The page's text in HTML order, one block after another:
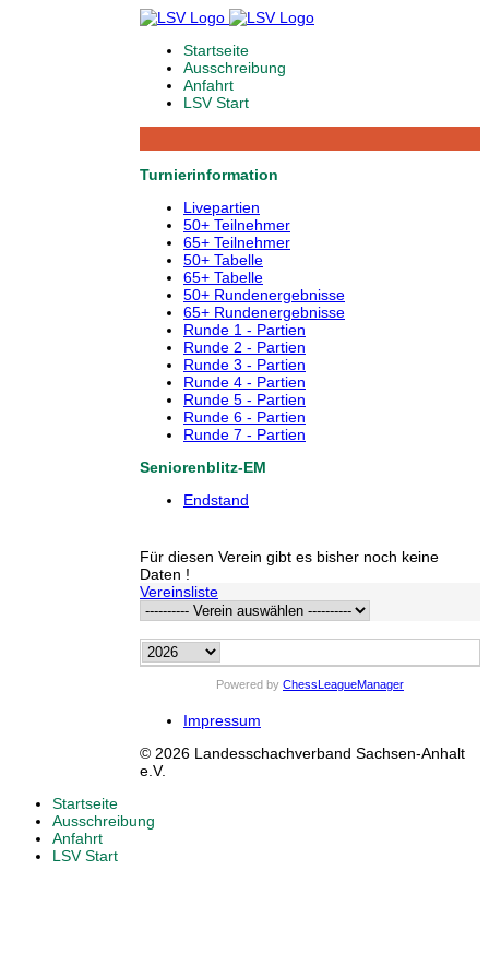
Startseite
Ausschreibung
Anfahrt
LSV Start
Turnierinformation
Livepartien
50+ Teilnehmer
65+ Teilnehmer
50+ Tabelle
65+ Tabelle
50+ Rundenergebnisse
65+ Rundenergebnisse
Runde 1 - Partien
Runde 2 - Partien
Runde 3 - Partien
Runde 4 - Partien
Runde 5 - Partien
Runde 6 - Partien
Runde 7 - Partien
Seniorenblitz-EM
Endstand
Für diesen Verein gibt es bisher noch keine
Daten !
Vereinsliste
Powered by ChessLeagueManager
Impressum
© 2026 Landesschachverband Sachsen-Anhalt
e.V.
Startseite
Ausschreibung
Anfahrt
LSV Start